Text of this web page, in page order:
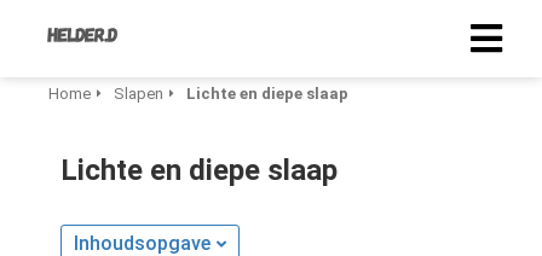
Home Slapen Lichte en diepe slaap
Lichte en diepe slaap
Inhoudsopgave